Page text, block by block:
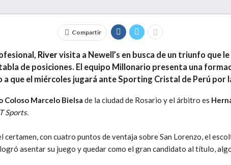
Compartir
, Rivervisita a Newell’s en busca de un triunfo que
de posiciones. El equipo Millonario presenta una
que el miércoles jugará ante Sporting Cristal de Perú por
Coloso Marcelo Bielsa de la ciudad de Rosario y el árbitro es
Sports.
certamen, con cuatro puntos de ventaja sobre San Lorenzo, el
asentar su juego y quedar como el gran candidato al título,